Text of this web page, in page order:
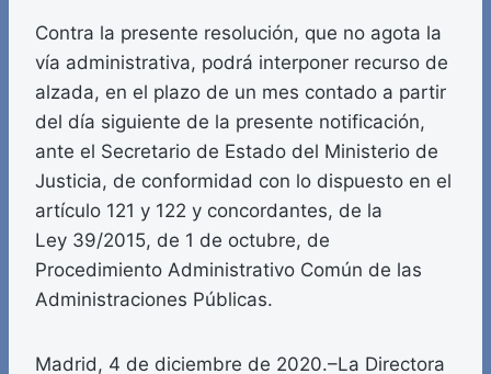
Contra la presente resolución, que no agota la
vía administrativa, podrá interponer recurso de
alzada, en el plazo de un mes contado a partir
del día siguiente de la presente notificación,
ante el Secretario de Estado del Ministerio de
Justicia, de conformidad con lo dispuesto en el
artículo 121 y 122 y concordantes, de la
Ley 39/2015, de 1 de octubre, de
Procedimiento Administrativo Común de las
Administraciones Públicas.
Madrid, 4 de diciembre de 2020.–La Directora